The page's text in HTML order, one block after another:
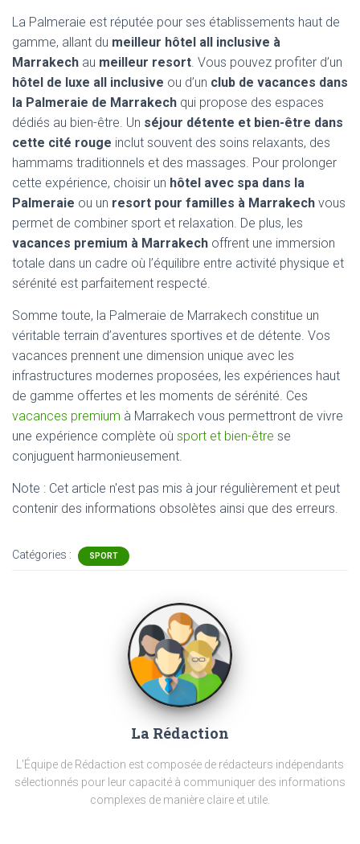
La Palmeraie est réputée pour ses établissements haut de
gamme, allant du meilleur hôtel all inclusive à
Marrakech au meilleur resort. Vous pouvez profiter d’un
hôtel de luxe all inclusive ou d’un club de vacances dans
la Palmeraie de Marrakech qui propose des espaces
dédiés au bien-être. Un séjour détente et bien-être dans
cette cité rouge inclut souvent des soins relaxants, des
hammams traditionnels et des massages. Pour prolonger
cette expérience, choisir un hôtel avec spa dans la
Palmeraie ou un resort pour familles à Marrakech vous
permet de combiner sport et relaxation. De plus, les
vacances premium à Marrakech offrent une immersion
totale dans un cadre où l’équilibre entre activité physique et
sérénité est parfaitement respecté.
Somme toute, la Palmeraie de Marrakech constitue un
véritable terrain d’aventures sportives et de détente. Vos
vacances prennent une dimension unique avec les
infrastructures modernes proposées, les expériences haut
de gamme offertes et les moments de sérénité. Ces
vacances premium à Marrakech vous permettront de vivre
une expérience complète où sport et bien-être se
conjuguent harmonieusement.
Note : Cet article n'est pas mis à jour régulièrement et peut
contenir des informations obsolètes ainsi que des erreurs.
Catégories : SPORT
La Rédaction
L'Équipe de Rédaction est composée de rédacteurs indépendants
sélectionnés pour leur capacité à communiquer des informations
complexes de manière claire et utile.